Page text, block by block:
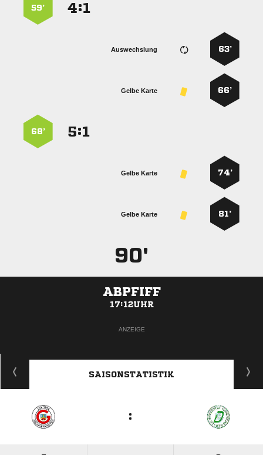
:
59’
63’
Auswechslung
66’
Gelbe Karte
:
68’
74’
Gelbe Karte
81’
Gelbe Karte
90'
ABPFIFF
17:12UHR
ANZEIGE
SAISONSTATISTIK
: